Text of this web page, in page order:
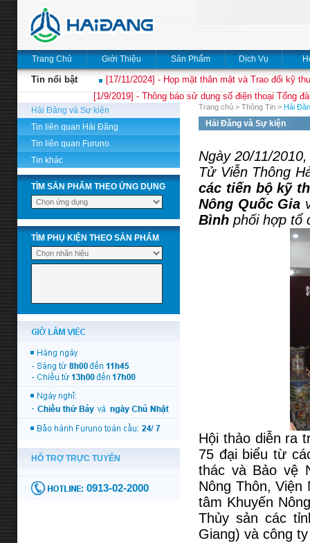
Trang Chủ Giới Thiệu Sản Phẩm Dịch Vụ
Tin nổi bật
[17/11/2024] - Họp mặt thân mật và Trao đổi kỹ
[1/9/2019] - Thông báo sử dụng số điện thoại Tổng
Hải Đăng và Sự kiện
Tin liên quan Hải Đăng
Tin liên quan Furuno
Tin khác
TÌM SẢN PHẨM THEO ỨNG DỤNG
TÌM PHỤ KIỆN THEO SẢN PHẨM
Trang chủ > Thông Tin > Hải
Hải Đăng và Sự kiện
Ngày 20/11/
Tử Viễn Thông
các tiến bộ kỹ
Nông Quốc Gia
Bình phối hợp tổ
Hội thảo diễn ra
75 đại biểu từ
thác và Bảo vệ
Nông Thôn, Viện
tâm Khuyến
Thủy sản các
Giang) và công